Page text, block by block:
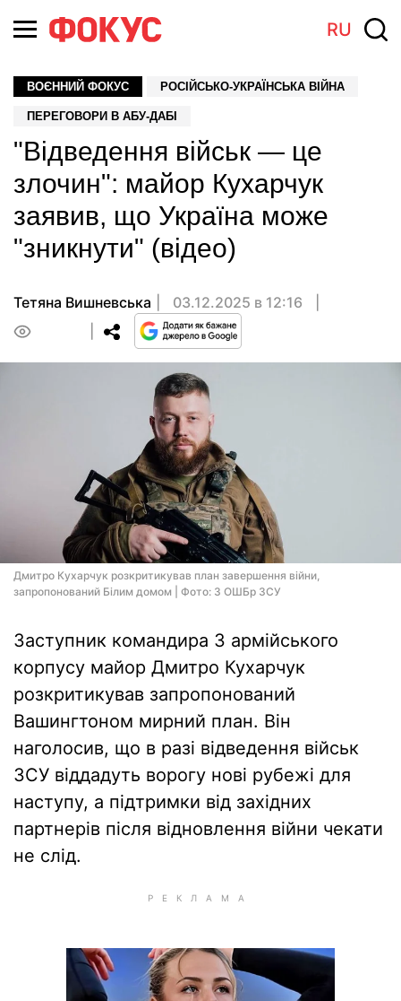
RU
ВОЄННИЙ ФОКУС РОСІЙСЬКО-УКРАЇНСЬКА ВІЙНА
ПЕРЕГОВОРИ В АБУ-ДАБІ
"Відведення військ — це
злочин": майор Кухарчук
заявив, що Україна може
"зникнути" (відео)
Тетяна Вишневська
03.12.2025 в 12:16
Дмитро Кухарчук розкритикував план завершення війни,
запропонований Білим домом | Фото: 3 ОШБр ЗСУ
Заступник командира 3 армійського
корпусу майор Дмитро Кухарчук
розкритикував запропонований
Вашингтоном мирний план. Він
наголосив, що в разі відведення військ
ЗСУ віддадуть ворогу нові рубежі для
наступу, а підтримки від західних
партнерів після відновлення війни чекати
не слід.